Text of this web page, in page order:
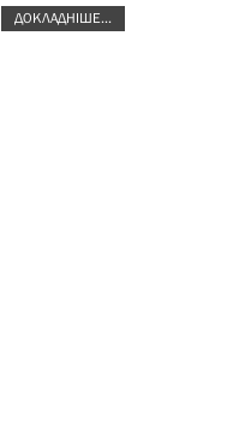
ДОКЛАДНІШЕ...